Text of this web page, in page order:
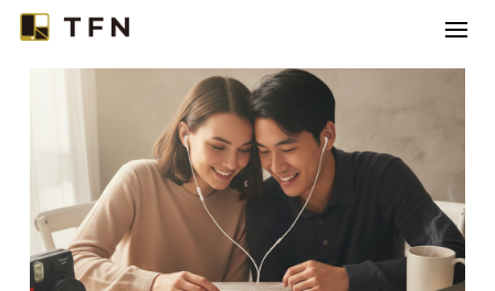
コラボレーション
カテゴリー
コラム